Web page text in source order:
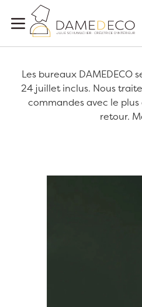
Aller au contenu
Les bureaux DAMEDECO
24 juillet inclus. Nous
commandes avec le
retour.